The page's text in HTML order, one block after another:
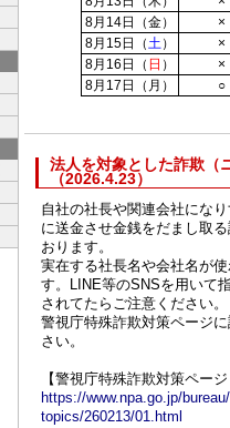
8月14日（金）
×
8月15日（土）
×
8月16日（ 日 ）
×
8月17日（月）
○
法人を対象とした詐欺（
（2026.4.23）
自社の社長や関連会社にな
に送金させ金銭をだまし取
おります。
実在する社長名や会社名が
す。LINE等のSNSを用いて
されてたらご注意ください。
警視庁特殊詐欺対策ページ
さい。
【警視庁特殊詐欺対策ペー
https://www.npa.go.jp/
topics/260213/01.html